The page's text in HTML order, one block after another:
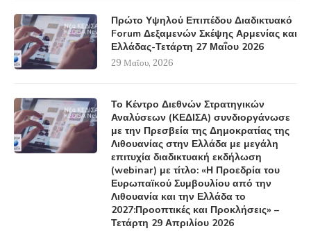
Πρώτο Υψηλού Επιπέδου Διαδικτυακό
Forum Δεξαμενών Σκέψης Αρμενίας και
Ελλάδας-Τετάρτη 27 Μαΐου 2026
29 Μαΐου, 2026
Το Κέντρο Διεθνών Στρατηγικών
Αναλύσεων (ΚΕΔΙΣΑ) συνδιοργάνωσε
με την Πρεσβεία της Δημοκρατίας της
Λιθουανίας στην Ελλάδα με μεγάλη
επιτυχία διαδικτυακή εκδήλωση
(webinar) με τίτλο: «Η Προεδρία του
Ευρωπαϊκού Συμβουλίου από την
Λιθουανία και την Ελλάδα το
2027:Προοπτικές και Προκλήσεις» –
Τετάρτη 29 Απριλίου 2026